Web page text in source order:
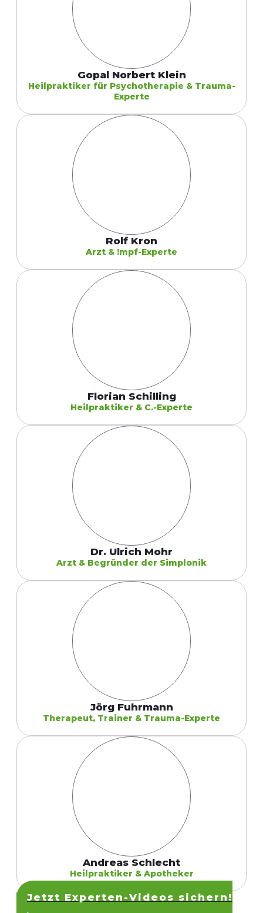
Gopal Norbert Klein
Heilpraktiker für Psychotherapie & Trauma-
Experte
Rolf Kron
Arzt & !mpf-Experte
Florian Schilling
Heilpraktiker & C.-Experte
Dr. Ulrich Mohr
Arzt & Begründer der Simplonik
Jörg Fuhrmann
Therapeut, Trainer & Trauma-Experte
Andreas Schlecht
Heilpraktiker & Apotheker
Jetzt Experten-Videos sichern!